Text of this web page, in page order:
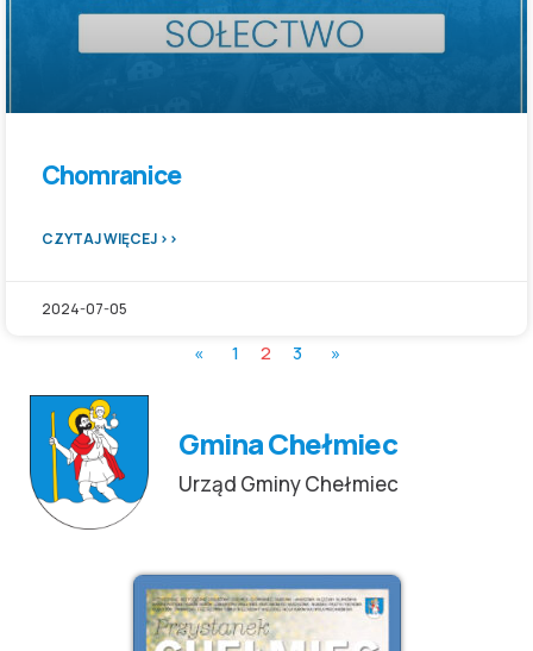
Chomranice
CZYTAJ WIĘCEJ >>
2024-07-05
« 1 2 3 »
Gmina Chełmiec
Urząd Gminy Chełmiec